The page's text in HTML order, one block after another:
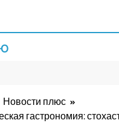
Новости плюс
гастрономия: